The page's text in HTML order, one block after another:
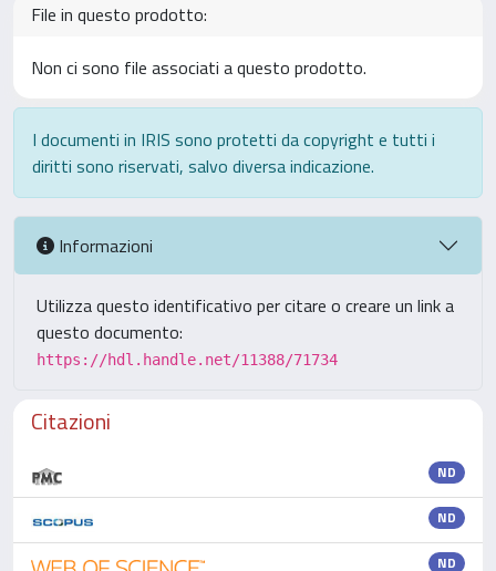
File in questo prodotto:
Non ci sono file associati a questo prodotto.
I documenti in IRIS sono protetti da copyright e tutti i
diritti sono riservati, salvo diversa indicazione.
Informazioni
Utilizza questo identificativo per citare o creare un link a
questo documento:
https://hdl.handle.net/11388/71734
Citazioni
ND
ND
ND